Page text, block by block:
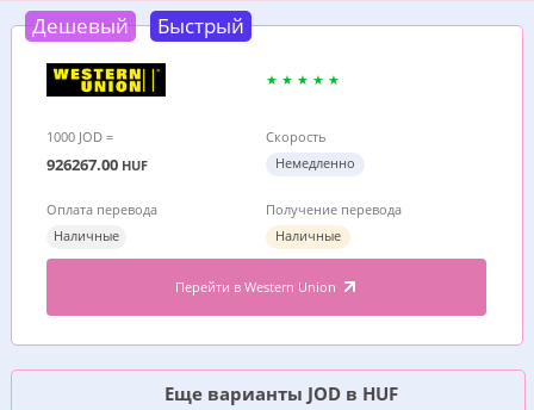
Дешевый Быстрый
1000 JOD =
926267.00 HUF
Скорость
Немедленно
Оплата перевода
Наличные
Получение перевода
Наличные
Перейти в Western Union
Еще варианты JOD в HUF